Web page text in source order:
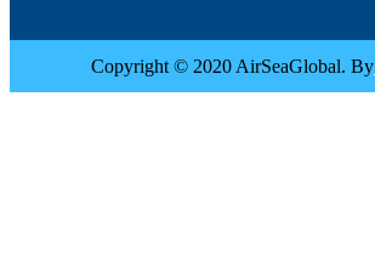
Copyright © 2020 AirSeaGlobal. By